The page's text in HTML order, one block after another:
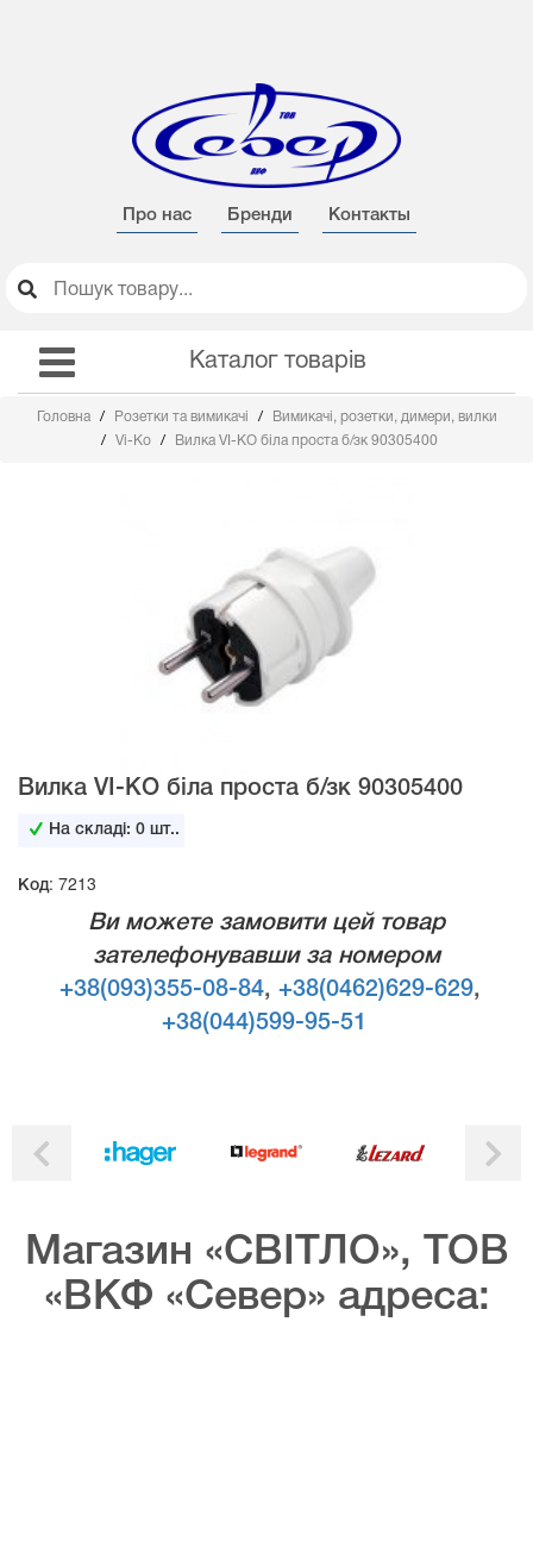
Про нас Бренди Контакты
Каталог товарів
Головна Розетки та вимикачі
Вимикачі, розетки, димери, вилки
Vi-Ko
Вилка VI-KO біла проста б/зк 90305400
Вилка VI-KO біла проста б/зк 90305400
На складі:0 шт..
Код: 7213
Ви можете замовити цей товар
зателефонувавши за номером
+38(093)355-08-84, +38(0462)629-629,
+38(044)599-95-51
Магазин «СВІТЛО», ТОВ
«ВКФ «Север» адреса: